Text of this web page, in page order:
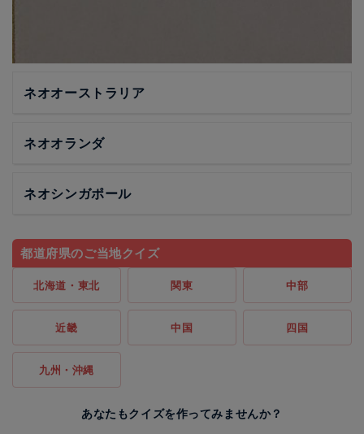
ネオオーストラリア
ネオオランダ
ネオシンガポール
都道府県のご当地クイズ
北海道・東北 関東 中部
近畿 中国 四国
九州・沖縄
あなたもクイズを作ってみませんか？